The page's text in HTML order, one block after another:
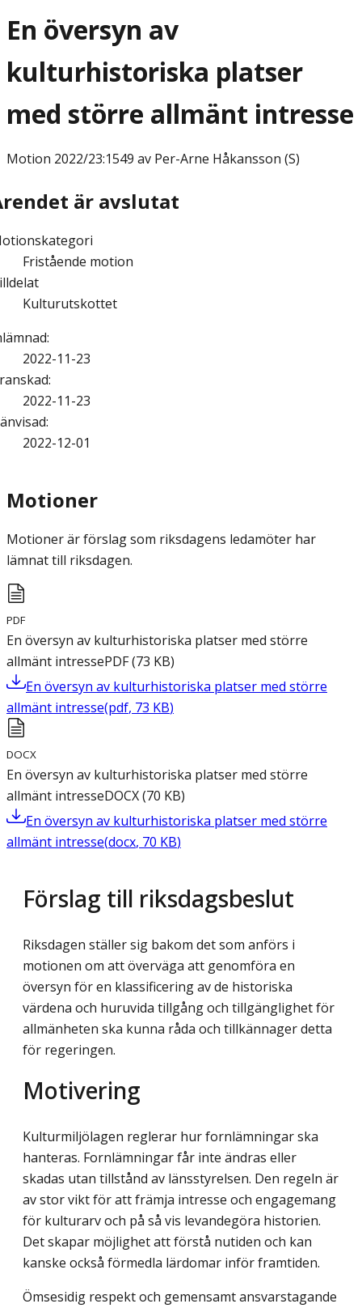
En översyn av
kulturhistoriska platser
med större allmänt intresse
Motion 2022/23:1549 av Per-Arne Håkansson (S)
är avslutat
Fristående motion
Kulturutskottet
:
2022-11-23
:
2022-11-23
:
2022-12-01
Motioner
Motioner är förslag som riksdagens ledamöter har
lämnat till riksdagen.
PDF
En översyn av kulturhistoriska platser med större
allmänt intressePDF(73 KB)
En översyn av kulturhistoriska platser med större
allmänt intresse(pdf, 73 KB)
DOCX
En översyn av kulturhistoriska platser med större
allmänt intresseDOCX(70 KB)
En översyn av kulturhistoriska platser med större
allmänt intresse(docx, 70 KB)
Förslag till riksdagsbeslut
Riksdagen ställer sig bakom det som anförs i
motionen om att överväga att genomföra en
översyn för en klassificering av de historiska
värdena och huruvida tillgång och tillgänglighet för
allmänheten ska kunna råda och tillkännager detta
för regeringen.
Motivering
Kulturmiljölagen reglerar hur fornlämningar ska
hanteras. Fornlämningar får inte ändras eller
skadas utan tillstånd av länsstyrelsen. Den regeln är
av stor vikt för att främja intresse och engagemang
för kulturarv och på så vis levandegöra historien.
Det skapar möjlighet att förstå nutiden och kan
kanske också förmedla lärdomar inför framtiden.
Ömsesidig respekt och gemensamt ansvarstagande